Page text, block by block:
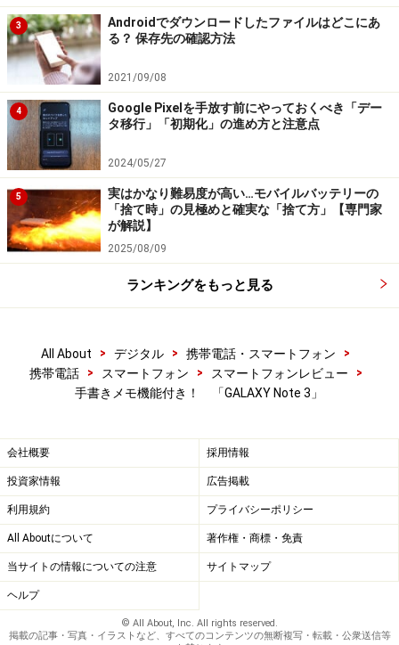
3
Androidでダウンロードしたファイルはどこにあ
る？ 保存先の確認方法
2021/09/08
4
Google Pixelを手放す前にやっておくべき「デー
タ移行」「初期化」の進め方と注意点
2024/05/27
5
実はかなり難易度が高い…モバイルバッテリーの
「捨て時」の見極めと確実な「捨て方」【専門家
が解説】
2025/08/09
ランキングをもっと見る
All About > デジタル > 携帯電話・スマートフォン
>
携帯電話
> スマートフォン > スマートフォンレビュー
>
手書きメモ機能付き！ 「GALAXY Note 3」
会社概要 採用情報
投資家情報 広告掲載
利用規約 プライバシーポリシー
All Aboutについて 著作権・商標・免責
当サイトの情報についての注意 サイトマップ
ヘルプ
© All About, Inc. All rights reserved.
掲載の記事・写真・イラストなど、すべてのコンテンツの無断複写・転載・公衆送信等